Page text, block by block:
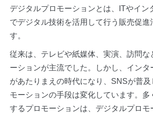
デジタルプロモーションとは、ITやイン
でデジタル技術を活用して行う販売促進
す。
従来は、テレビや紙媒体、実演、訪問な
ーションが主流でした。しかし、インタ
があたりまえの時代になり、SNSが普及
モーションの手段は変化しています。多
するプロモーションは、デジタルプロモ